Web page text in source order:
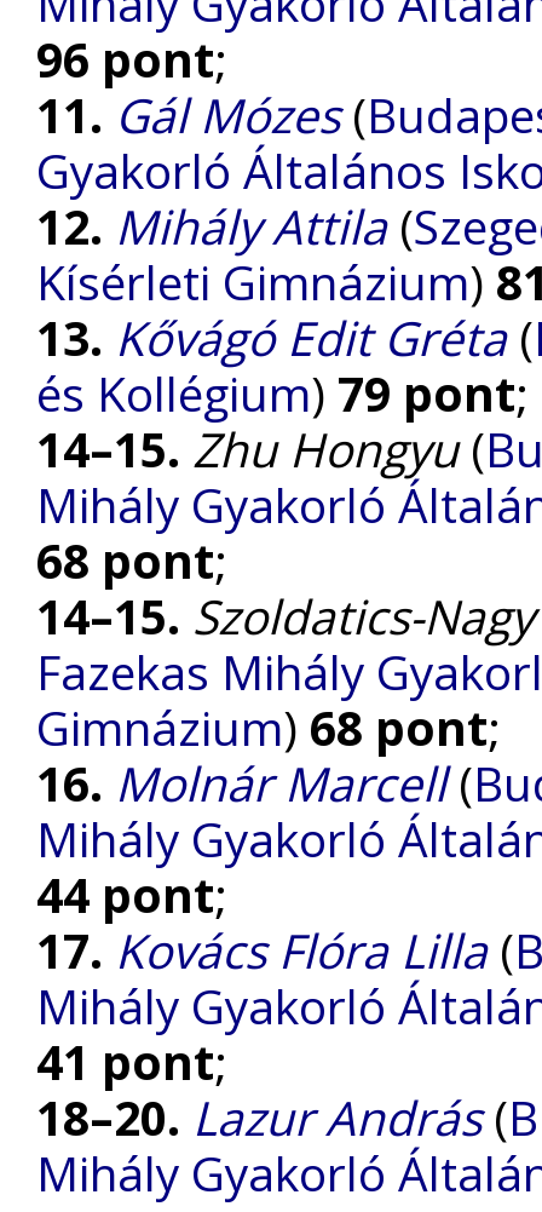
96 pont;
11. Gál Mózes(
Gyakorló Általános
12. Mihály Attila(
Kísérleti Gimnázium)
13. Kővágó Edit Gréta(
és Kollégium) 79 pont;
14–15. Zhu Hongyu(
Mihály Gyakorló
68 pont;
14–15. Szoldatics-
Fazekas Mihály
Gimnázium) 68 pont;
16. Molnár Marcell(
Mihály Gyakorló
44 pont;
17. Kovács Flóra Lilla(
Mihály Gyakorló
41 pont;
18–20. Lazur András(
Mihály Gyakorló